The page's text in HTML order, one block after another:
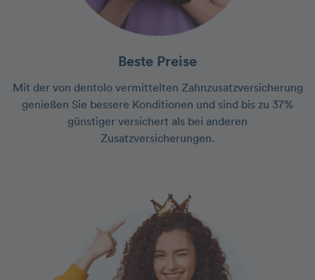
Beste Preise
Mit der von dentolo vermittelten Zahnzusatzversicherung
genießen Sie bessere Konditionen und sind bis zu 37%
günstiger versichert als bei anderen
Zusatzversicherungen.